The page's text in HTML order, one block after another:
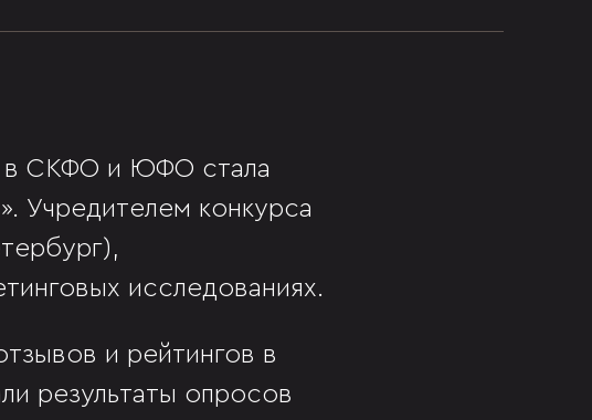
в СКФО и ЮФО стала
Учредителем конкурса
исследованиях.
и рейтингов в
результаты опросов